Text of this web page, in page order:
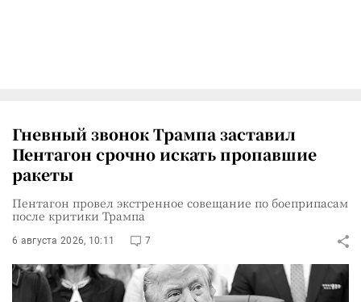
Гневный звонок Трампа заставил
Пентагон срочно искать пропавшие
ракеты
Пентагон провел экстренное совещание по боеприпасам
после критики Трампа
6 августа 2026, 10:11 7